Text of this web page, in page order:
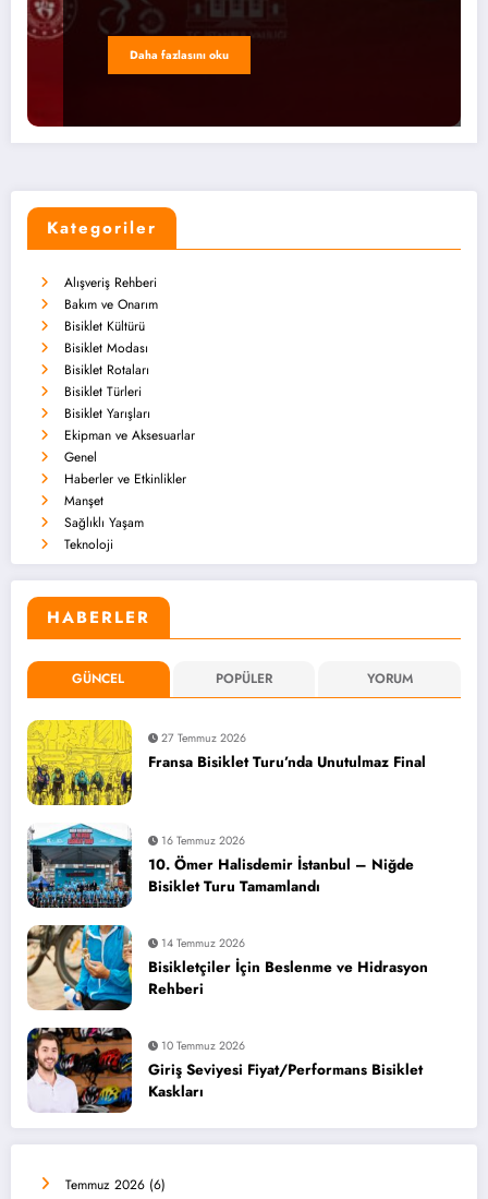
Daha fazlasını oku
Kategoriler
Alışveriş Rehberi
Bakım ve Onarım
Bisiklet Kültürü
Bisiklet Modası
Bisiklet Rotaları
Bisiklet Türleri
Bisiklet Yarışları
Ekipman ve Aksesuarlar
Genel
Haberler ve Etkinlikler
Manşet
Sağlıklı Yaşam
Teknoloji
HABERLER
GÜNCEL POPÜLER YORUM
27 Temmuz 2026
Fransa Bisiklet Turu’nda Unutulmaz Final
16 Temmuz 2026
10. Ömer Halisdemir İstanbul – Niğde
Bisiklet Turu Tamamlandı
14 Temmuz 2026
Bisikletçiler İçin Beslenme ve Hidrasyon
Rehberi
10 Temmuz 2026
Giriş Seviyesi Fiyat/Performans Bisiklet
Kaskları
Temmuz 2026 (6)